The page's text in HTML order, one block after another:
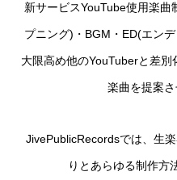
新サービスYouTube使用楽
プニング)・BGM・ED(エン
大限高め他のYouTuberと差
楽曲を提案さ
JivePublicRecordsでは、生
りとあらゆる制作方